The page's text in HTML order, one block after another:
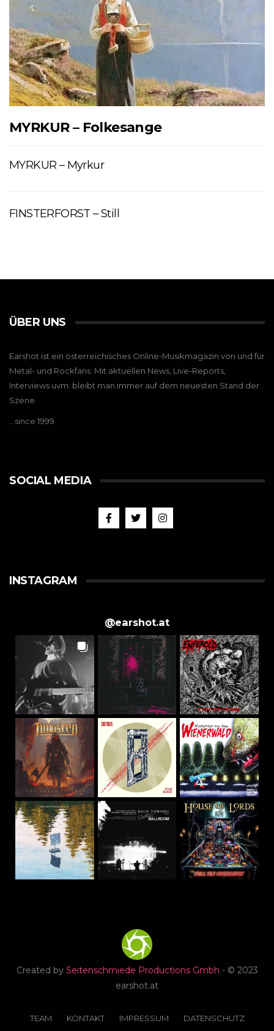
MYRKUR – Folkesange
MYRKUR – Myrkur
FINSTERFORST – Still
ÜBER UNS
Earshot ist ein österreichisches Online-Musikmagazin von und für
Metal- und Rockfans. Mit aktuellen News, Live-Reports,
Interviews uvm. bleibt man immer auf dem neuesten Stand der
Szene.
…since 1999
SOCIAL MEDIA
INSTAGRAM
@earshot.at
Created by Seitenschmiede Productions Gmbh - © 2023
earshot.at
TEAM KONTAKT IMPRESSUM DATENSCHUTZ